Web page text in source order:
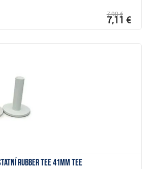
7,90 €
7,11 €
Rubber Tee 41mm Tee